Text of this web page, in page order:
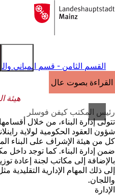
الانتقال إلى المحتوى
إلى
الصفحة
القسم الثامن - قسم المباني
القراءة بصوت عالٍ
هيئة
رئيس المكتب كيفن فوسلر
تتولى إدارة البناء، من خلال
شؤون العقود الحكومية لولاية
كل من هيئة الإشراف على البناء
ضمن إدارة البناء. كما توجد داخل
بالإضافة إلى مكاتب لجنة إعادة
إلى ذلك المهام الإدارية
واللجان.
الإدارة